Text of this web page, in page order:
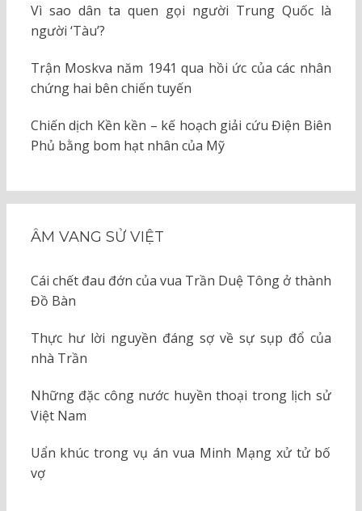
Vì sao dân ta quen gọi người Trung Quốc là
người ‘Tàu’?
Trận Moskva năm 1941 qua hồi ức của các nhân
chứng hai bên chiến tuyến
Chiến dịch Kền kền – kế hoạch giải cứu Điện Biên
Phủ bằng bom hạt nhân của Mỹ
ÂM VANG SỬ VIỆT
Cái chết đau đớn của vua Trần Duệ Tông ở thành
Đồ Bàn
Thực hư lời nguyền đáng sợ về sự sụp đổ của
nhà Trần
Những đặc công nước huyền thoại trong lịch sử
Việt Nam
Uẩn khúc trong vụ án vua Minh Mạng xử tử bố
vợ